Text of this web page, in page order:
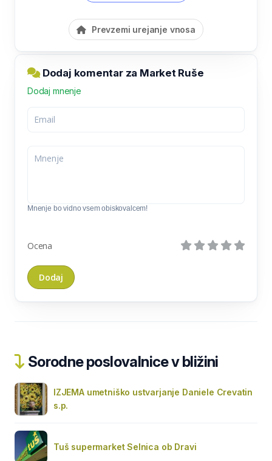
Prevzemi urejanje vnosa
Dodaj komentar za Market Ruše
Dodaj mnenje
Mnenje bo vidno vsem obiskovalcem!
Ocena
Sorodne poslovalnice v bližini
IZJEMA umetniško ustvarjanje Daniele Crevatin
s.p.
Tuš supermarket Selnica ob Dravi